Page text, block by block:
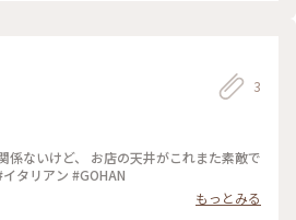
ヒーも◎ #カフェ #コーヒー #喫茶 #喫茶
#パン #サンドイッチ #赤羽 #東京 #プチ
3
係ないけど、 お店の天井がこれまた素敵で
タリアン #GOHAN
もっとみる